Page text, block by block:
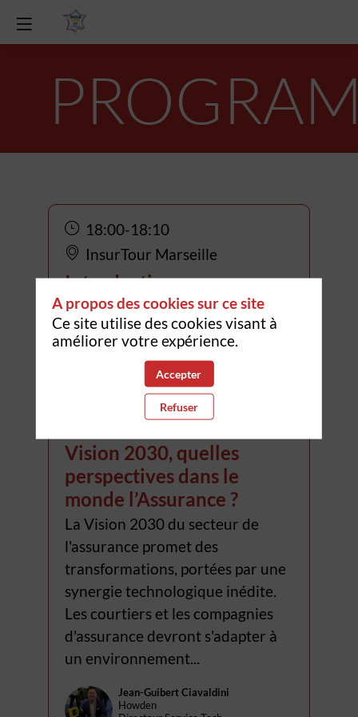
18:00-18:10
InsurTour Marseille
Introduction
19:10
InsurTour Marseille
Vision 2030, quelles
perspectives dans le
monde l’Assurance ?
La Vision 2030 du secteur de
l'assurance promet des
transformations, portées par une
synergie technologique inédite.
Les courtiers et les compagnies
d'assurance devront s'adapter à
un environnement...
JC
Jean-Guibert Ciavaldini
Howden
A propos des cookies sur ce site
Ce site utilise des cookies visant à
améliorer votre expérience.
Accepter
Refuser